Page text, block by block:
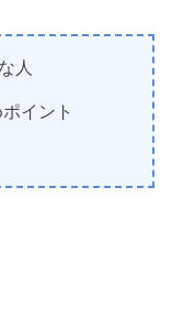
人
イント